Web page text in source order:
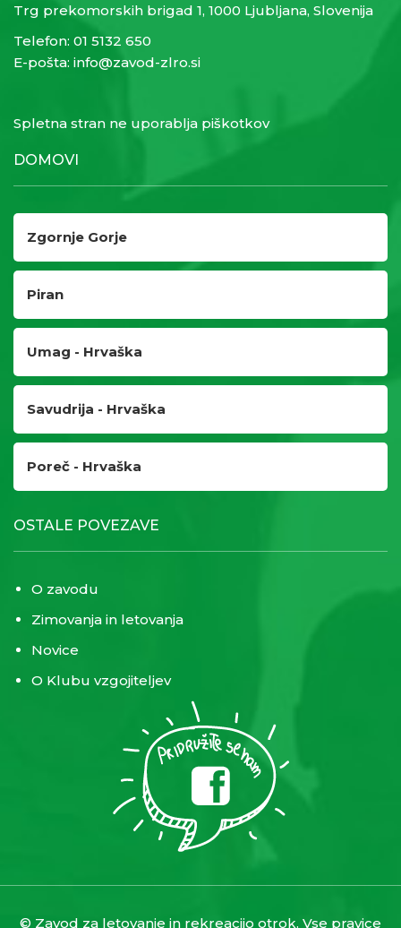
Trg prekomorskih brigad 1, 1000 Ljubljana, Slovenija
Telefon: 01 5132 650
E-pošta: info@zavod-zlro.si
Spletna stran ne uporablja piškotkov
DOMOVI
Zgornje Gorje
Piran
Umag - Hrvaška
Savudrija - Hrvaška
Poreč - Hrvaška
OSTALE POVEZAVE
O zavodu
Zimovanja in letovanja
Novice
O Klubu vzgojiteljev
© Zavod za letovanje in rekreacijo otrok. Vse pravice